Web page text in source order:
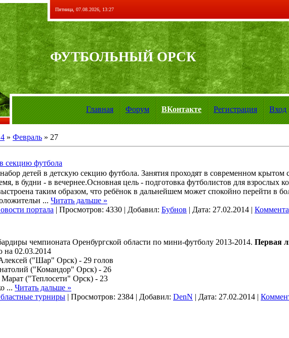
Пятница, 07.08.2026, 13:27
ФУТБОЛЬНЫЙ ОРСК
Главная Форум ВКонтакте Регистрация Вход
» Февраль » 27
секцию футбола
детей в детскую секцию футбола. Занятия проходят в современном крытом
в будни - в вечернее.Основная цель - подготовка футболистов для взрослых
таким образом, что ребёнок в дальнейшем может спокойно перейти в
... Читать дальше »
портала | Просмотров: 4330 | Добавил: Бубнов | Дата: 27.02.2014 |
чемпионата Оренбургской области по мини-футболу 2013-2014. Первая
на 02.03.2014
("Шар" Орск) - 29 голов
("Командор" Орск) - 26
("Теплосети" Орск) - 23
... Читать дальше »
турниры | Просмотров: 2384 | Добавил: DenN | Дата: 27.02.2014 |